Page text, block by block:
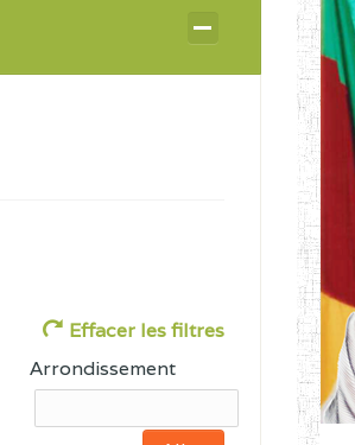
Effacer les filtres
Arrondissement